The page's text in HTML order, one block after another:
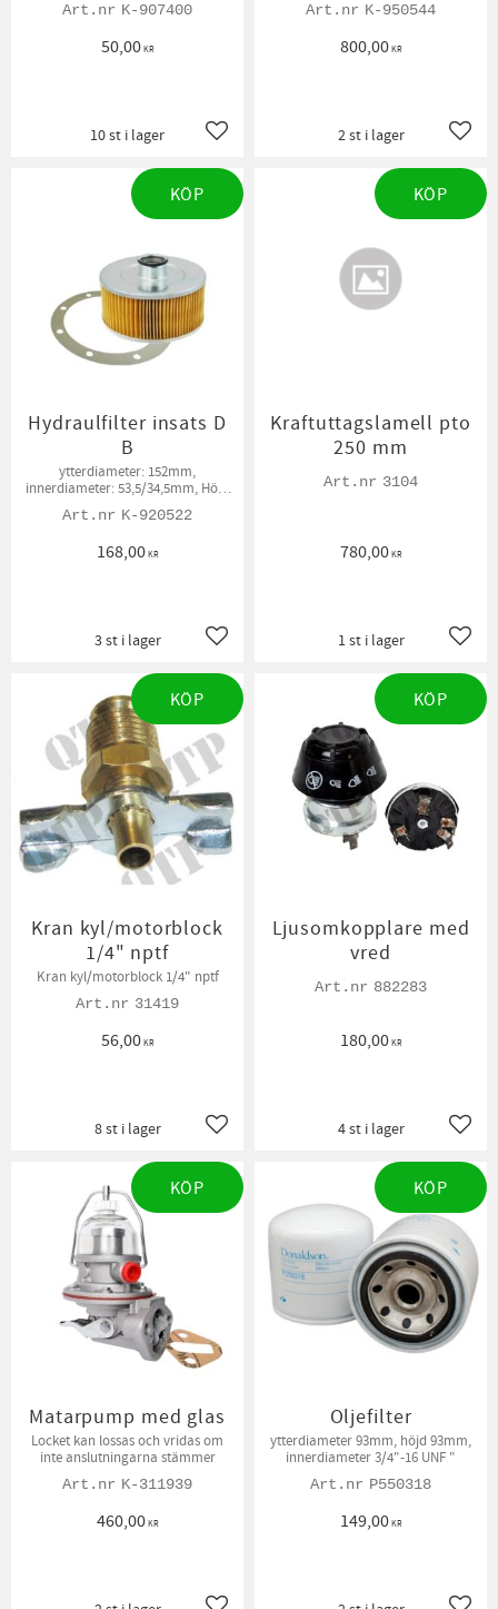
K-907400
50,00KR
Lägg till i favoriter
10 st i lager
K-950544
800,00KR
2 st i lager
Hydraulfilter insats D
B
ytterdiameter: 152mm,
innerdiameter: 53,5/34,5mm, Höjd
K-920522
168,00KR
Lägg till i favoriter
3 st i lager
KÖP
Kraftuttagslamell pto
250 mm
3104
780,00KR
1 st i lager
KÖP
Kran kyl/motorblock
1/4" nptf
Kran kyl/motorblock 1/4" nptf
31419
56,00KR
Lägg till i favoriter
8 st i lager
KÖP
Ljusomkopplare med
vred
882283
180,00KR
4 st i lager
KÖP
Matarpump med glas
Locket kan lossas och vridas om
inte anslutningarna stämmer
K-311939
460,00KR
KÖP
Oljefilter
ytterdiameter 93mm, höjd 93mm,
innerdiameter 3/4"-16 UNF "
P550318
149,00KR
KÖP